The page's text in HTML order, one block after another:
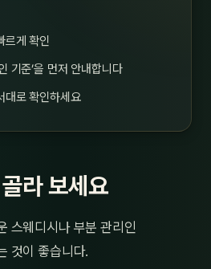
르게 확인
기준’을 먼저 안내합니다
대로 확인하세요
라 보세요
스웨디시나 부분 관리인
것이 좋습니다.